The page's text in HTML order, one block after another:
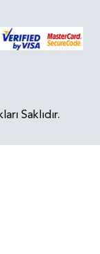
Saklıdır.